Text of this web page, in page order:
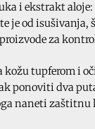
i ekstrakt
je od isušivanja,
za
kožu tupferom i
ponoviti dva
naneti zaštitnu